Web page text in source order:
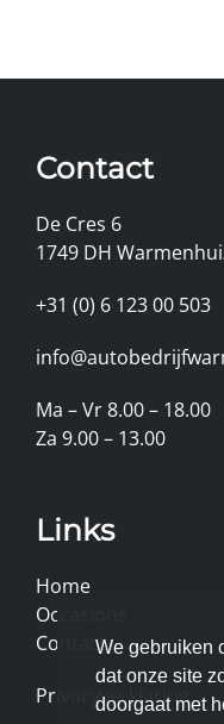
Contact
De Cres 6
1749 DH
+31 (0) 6 123 00 503
Ma – Vr 8.00 – 18.00
Za 9.00 – 13.00
Links
Home
Occasions
Contact
Privacyverklaring
We gebruiken
dat onze site
doorgaat met